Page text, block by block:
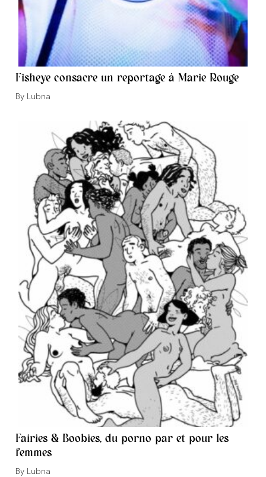
Fisheye consacre un reportage à Marie Rouge
Auteur/autrice
publication :
Lubna
Fairies & Boobies, du porno par et pour les
femmes
Auteur/autrice
Lubna